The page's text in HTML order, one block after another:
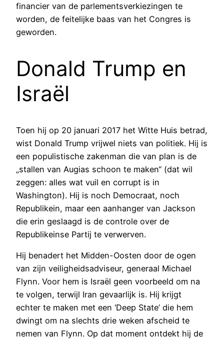
financier van de parlementsverkiezingen te
worden, de feitelijke baas van het Congres is
geworden.
Donald Trump en
Israël
Toen hij op 20 januari 2017 het Witte Huis betrad,
wist Donald Trump vrijwel niets van politiek. Hij is
een populistische zakenman die van plan is de
„stallen van Augias schoon te maken“ (dat wil
zeggen: alles wat vuil en corrupt is in
Washington). Hij is noch Democraat, noch
Republikein, maar een aanhanger van Jackson
die erin geslaagd is de controle over de
Republikeinse Partij te verwerven.
Hij benadert het Midden-Oosten door de ogen
van zijn veiligheidsadviseur, generaal Michael
Flynn. Voor hem is Israël geen voorbeeld om na
te volgen, terwijl Iran gevaarlijk is. Hij krijgt
echter te maken met een ‘Deep State’ die hem
dwingt om na slechts drie weken afscheid te
nemen van Flynn. Op dat moment ontdekt hij de